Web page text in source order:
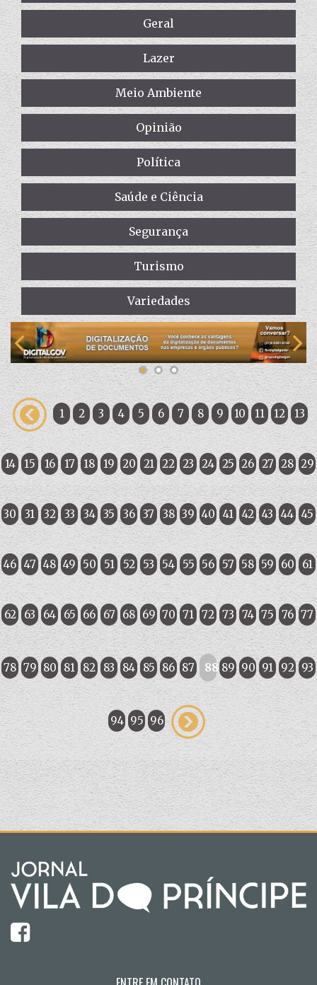
Geral
Lazer
Meio Ambiente
Opinião
Política
Saúde e Ciência
Segurança
Turismo
Variedades
1 2 3 4 5 6 7 8 9 10 11 12 13
14 15 16 17 18 19 20 21 22 23 24 25 26 27 28 29
30 31 32 33 34 35 36 37 38 39 40 41 42 43 44 45
46 47 48 49 50 51 52 53 54 55 56 57 58 59 60 61
62 63 64 65 66 67 68 69 70 71 72 73 74 75 76 77
78 79 80 81 82 83 84 85 86 87 88 89 90 91 92 93
94 95 96